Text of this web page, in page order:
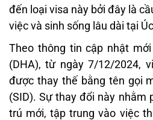
đến loại visa này bởi đây là
việc và sinh sống lâu dài tại
Theo thông tin cập nhật
(DHA), từ ngày 7/12/2024,
được thay thế bằng tên gọi
(SID). Sự thay đổi này nhằm
trú mới, tập trung vào việc